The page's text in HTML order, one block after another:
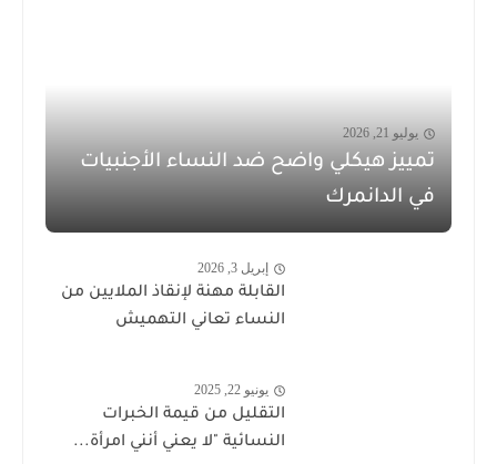
يوليو 21, 2026
تمييز هيكلي واضح ضد النساء الأجنبيات
في الدانمرك
إبريل 3, 2026
القابلة مهنة لإنقاذ الملايين من
النساء تعاني التهميش
يونيو 22, 2025
التقليل من قيمة الخبرات
النسائية "لا يعني أنني امرأة...